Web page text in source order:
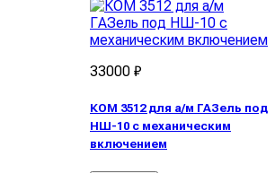
33000 ₽
КОМ 3512 для а/м ГАЗель под
НШ-10 с механическим
включением